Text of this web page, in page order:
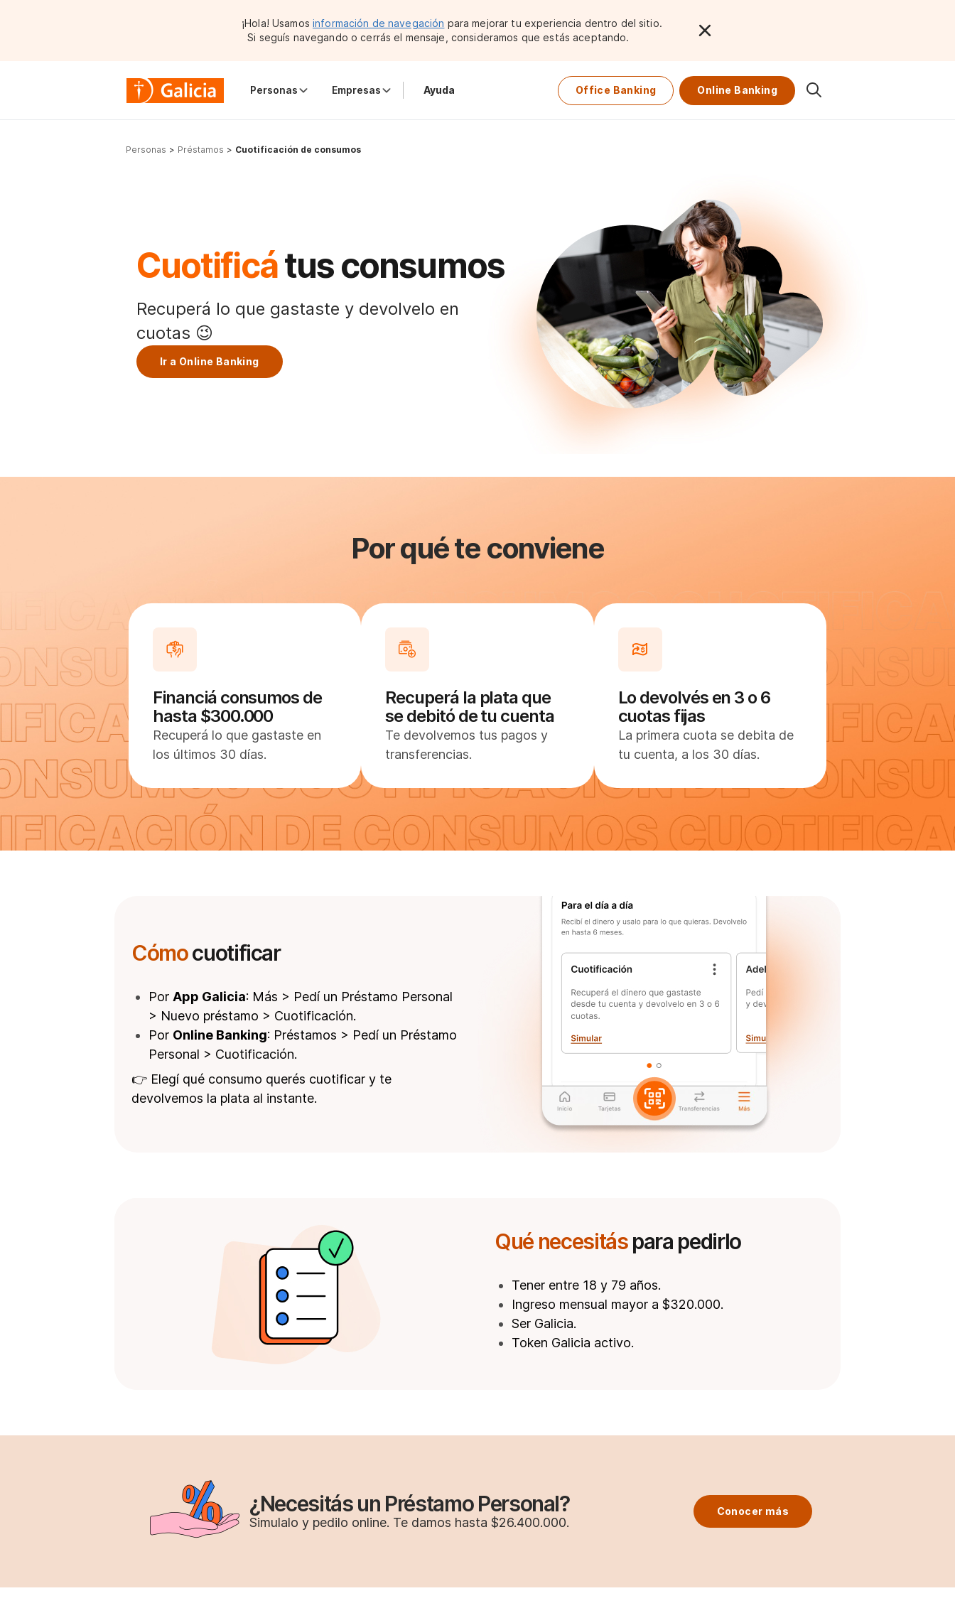
¡Hola! Usamos información de navegación para mejorar tu experiencia dentro del sitio.
Si seguís navegando o cerrás el mensaje, consideramos que estás aceptando.
Personas Empresas Ayuda Office Banking Online Banking
Personas Préstamos Cuotificación de consumos
Cuotificátus consumos
Recuperá lo que gastaste y devolvelo en
cuotas 😉
Ir a Online Banking
Por qué te conviene
Financiá consumos de
hasta $300.000
Recuperá lo que gastaste en
los últimos 30 días.
Recuperá la plata que
se debitó de tu cuenta
Te devolvemos tus pagos y
transferencias.
Lo devolvés en 3 o 6
cuotas fijas
La primera cuota se debita de
tu cuenta, a los 30 días.
Cómocuotificar
Por App Galicia: Más > Pedí un Préstamo Personal
> Nuevo préstamo > Cuotificación.
Por Online Banking: Préstamos > Pedí un Préstamo
Personal > Cuotificación.
👉 Elegí qué consumo querés cuotificar y te
devolvemos la plata al instante.
Qué necesitáspara pedirlo
Tener entre 18 y 79 años.
Ingreso mensual mayor a $320.000.
Ser Galicia.
Token Galicia activo.
¿Necesitás un Préstamo Personal?
Simulalo y pedilo online. Te damos hasta $26.400.000.
Conocer más